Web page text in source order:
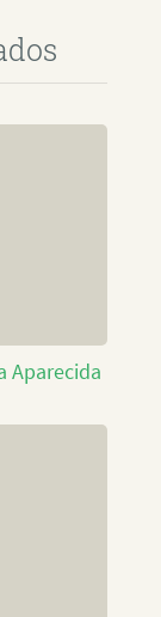
Aparecida